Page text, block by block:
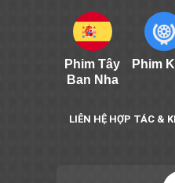
Phim Tây
Ban Nha
Phim
LIÊN HỆ HỢP TÁC &